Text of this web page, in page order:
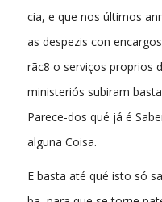
cia, e que nos últimos
as despezis con
rãc8 o serviços proprios
ministeriós subiram
Parece-dos qué já é
alguna Coisa.
E basta até qué isto só